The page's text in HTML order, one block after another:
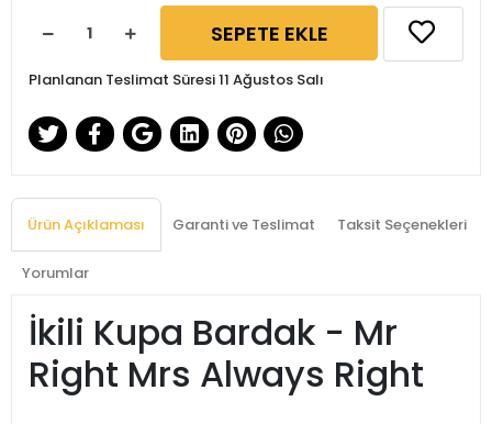
SEPETE EKLE
Planlanan Teslimat Süresi 11 Ağustos Salı
Ürün Açıklaması Garanti ve Teslimat Taksit Seçenekleri
Yorumlar
İkili Kupa Bardak - Mr
Right Mrs Always Right